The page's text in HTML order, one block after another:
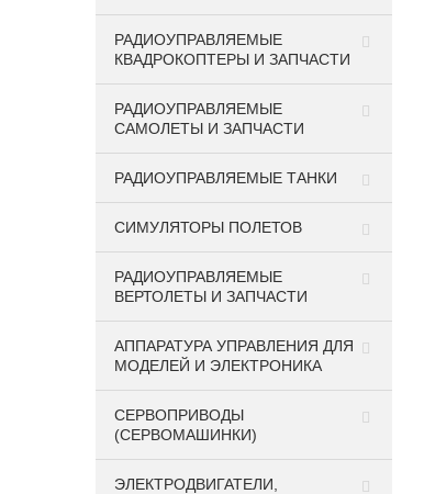
РАДИОУПРАВЛЯЕМЫЕ
КВАДРОКОПТЕРЫ И ЗАПЧАСТИ
РАДИОУПРАВЛЯЕМЫЕ
САМОЛЕТЫ И ЗАПЧАСТИ
РАДИОУПРАВЛЯЕМЫЕ ТАНКИ
СИМУЛЯТОРЫ ПОЛЕТОВ
РАДИОУПРАВЛЯЕМЫЕ
ВЕРТОЛЕТЫ И ЗАПЧАСТИ
АППАРАТУРА УПРАВЛЕНИЯ ДЛЯ
МОДЕЛЕЙ И ЭЛЕКТРОНИКА
СЕРВОПРИВОДЫ
(СЕРВОМАШИНКИ)
ЭЛЕКТРОДВИГАТЕЛИ,